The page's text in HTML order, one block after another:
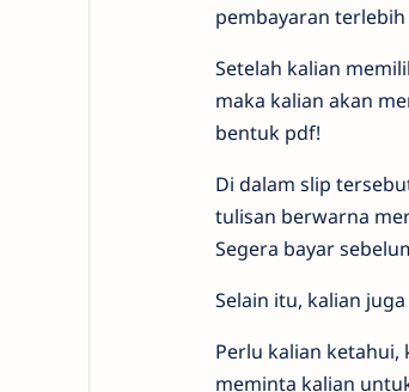
pembayaran
Setelah kalian
maka kalian akan
bentuk pdf!
Di dalam slip
tulisan berwarna
Segera bayar
Selain itu, kalian
Perlu kalian
meminta kalian